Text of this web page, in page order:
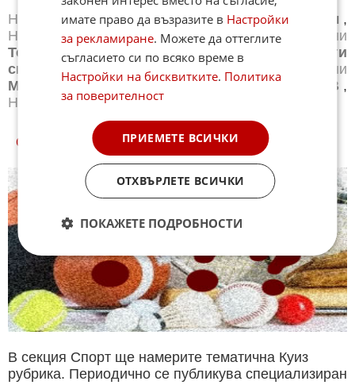
Новини Бг футбол ,Новини Световен футбол ,
Новини
Баскетбол , Новини Волейбол
Новини
Тенис
,Новини Бойни спортове ,
Други
спортове
Новини Лека атлетика
Новини
Моторни спортове ,Новини Спортът по ТВ ,
Новини
Зимни спортове
СПОРТ КУИЗОВЕ
В секция Спорт ще намерите тематична Куиз
рубрика. Периодично се публикува специализиран
имате право да възразите в Настройки
за рекламиране. Можете да оттеглите
съгласието си по всяко време в
Настройки на бисквитките. Политика
за поверителност
ПРИЕМЕТЕ ВСИЧКИ
ОТХВЪРЛЕТЕ ВСИЧКИ
ПОКАЖЕТЕ ПОДРОБНОСТИ